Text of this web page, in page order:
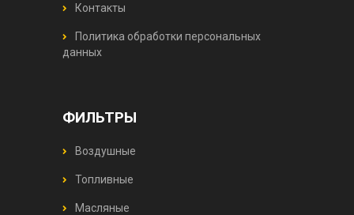
Контакты
Политика обработки персональных
данных
ФИЛЬТРЫ
Воздушные
Топливные
Масляные